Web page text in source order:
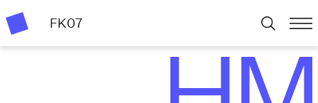
FK07